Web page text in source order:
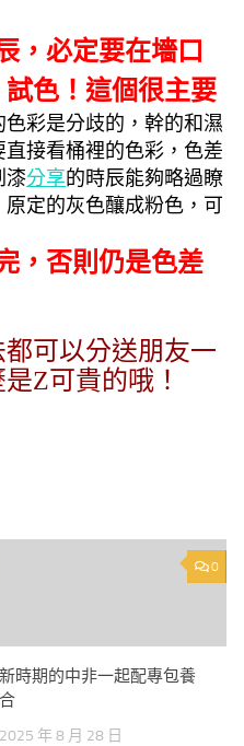
，必定要在墻口
試色！這個很主要
彩是分歧的，幹的和濕
接看桶裡的色彩，色差
漆分享的時辰能夠略過瞭
定的灰色釀成粉色，可
，否則仍是色差
可以分送朋友一
Z可貴的哦！
0
新時期的中非一起配專包養
合
2025 年 8 月 28 日